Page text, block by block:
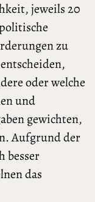
jeweils 20
zu
oder welche
und
gewichten,
Aufgrund der
besser
das